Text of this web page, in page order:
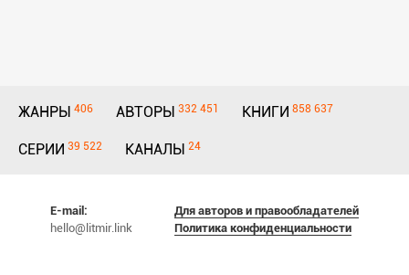
ЖАНРЫ 406 АВТОРЫ 332 451 КНИГИ 858 637
СЕРИИ 39 522 КАНАЛЫ 24
E-mail:
hello@litmir.link
Для авторов и правообладателей
Политика конфиденциальности